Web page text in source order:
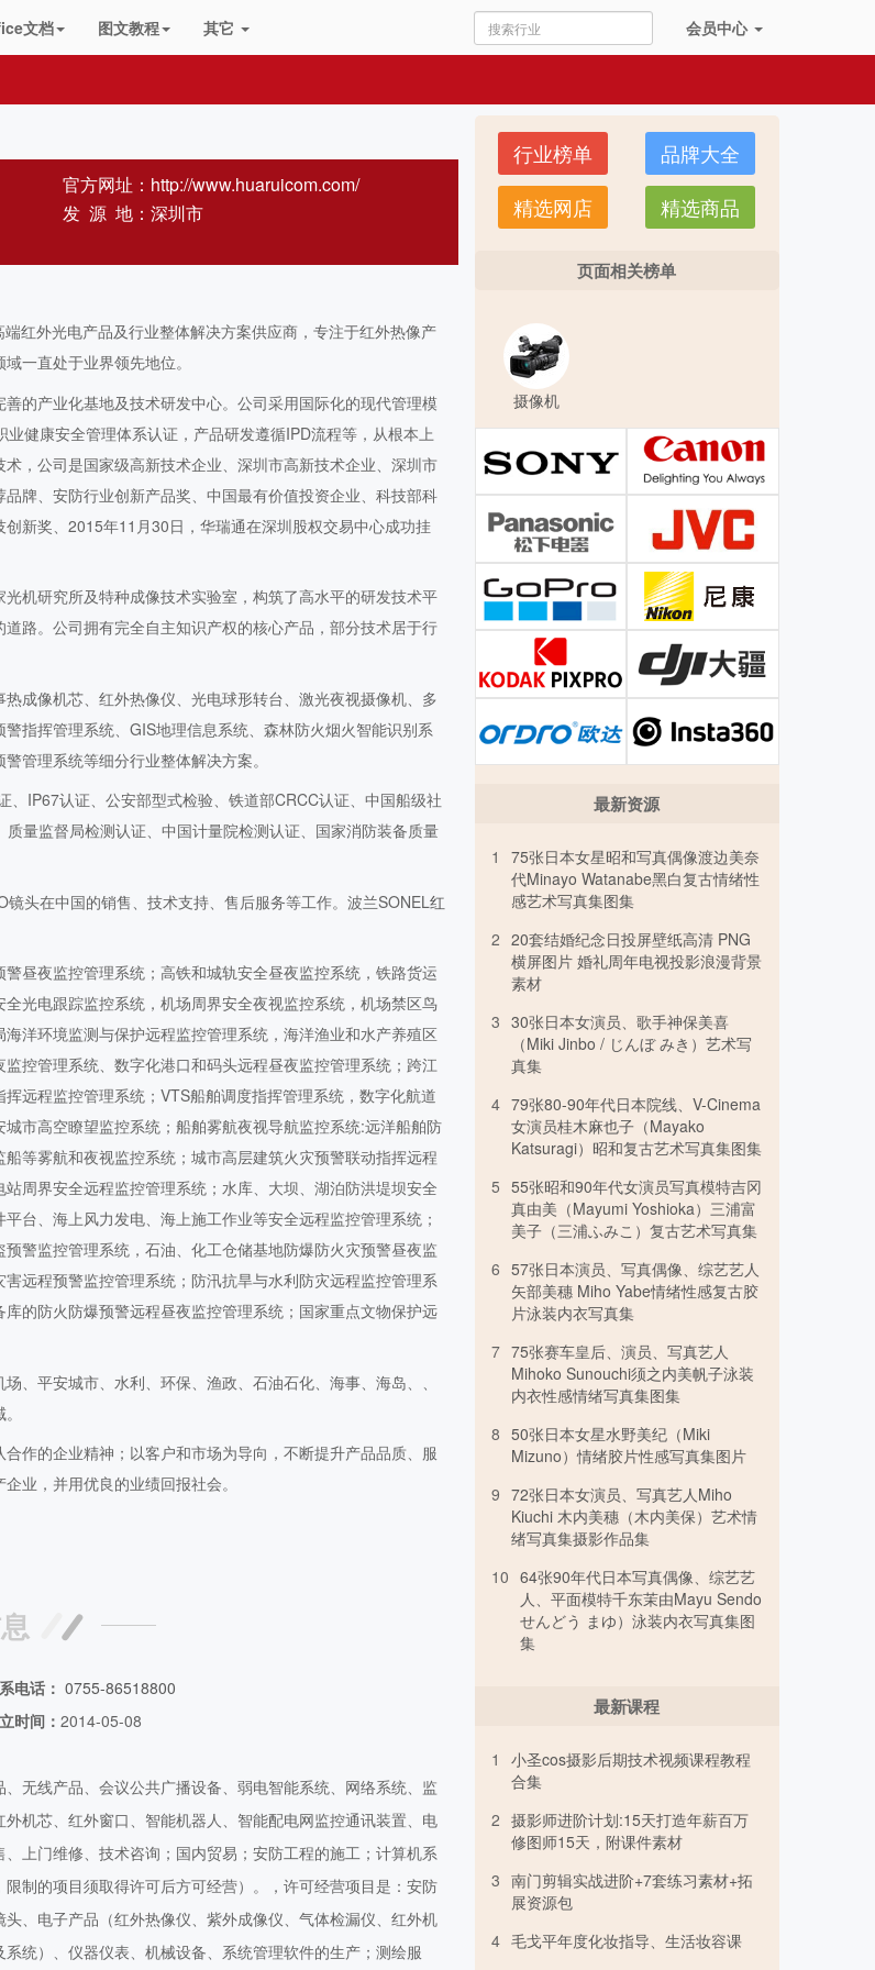
文档 图文教程 其它 会员中心
官方网址： http://www.huaruicom.com/
发 源 地：深圳市
红外光电产品及行业整体解决方案供应商，专注于红外热像产
一直处于业界领先地位。
的产业化基地及技术研发中心。公司采用国际化的现代管理模
健康安全管理体系认证，产品研发遵循IPD流程等，从根本上
，公司是国家级高新技术企业、深圳市高新技术企业、深圳市
牌、安防行业创新产品奖、中国最有价值投资企业、科技部科
新奖、2015年11月30日，华瑞通在深圳股权交易中心成功挂
机研究所及特种成像技术实验室，构筑了高水平的研发技术平
路。公司拥有完全自主知识产权的核心产品，部分技术居于行
成像机芯、红外热像仪、光电球形转台、激光夜视摄像机、多
指挥管理系统、GIS地理信息系统、森林防火烟火智能识别系
管理系统等细分行业整体解决方案。
IP67认证、公安部型式检验、铁道部CRCC认证、中国船级社
量监督局检测认证、中国计量院检测认证、国家消防装备质量
头在中国的销售、技术支持、售后服务等工作。波兰SONEL 红
昼夜监控管理系统；高铁和城轨安全昼夜监控系统，铁路货运
光电跟踪监控系统，机场周界安全夜视监控系统，机场禁区鸟
洋环境监测与保护远程监控管理系统，海洋渔业和水产养殖区
控管理系统、数字化港口和码头远程昼夜监控管理系统；跨江
远程监控管理系统；VTS船舶调度指挥管理系统，数字化航道
市高空瞭望监控系统；船舶雾航夜视导航监控系统:远洋船舶防
等雾航和夜视监控系统；城市高层建筑火灾预警联动指挥远程
周界安全远程监控管理系统；水库、大坝、湖泊防洪堤坝安全
台、海上风力发电、海上施工作业等安全远程监控管理系统；
警监控管理系统，石油、化工仓储基地防爆防火灾预警昼夜监
远程预警监控管理系统；防汛抗旱与水利防灾远程监控管理系
的防火防爆预警远程昼夜监控管理系统；国家重点文物保护远
、平安城市、水利、环保、渔政、石油石化、海事、海岛、、
作的企业精神；以客户和市场为导向，不断提升产品品质、服
业，并用优良的业绩回报社会。
电话： 0755-86518800
时间：2014-05-08
无线产品、会议公共广播设备、弱电智能系统、网络系统、监
机芯、红外窗口、智能机器人、智能配电网监控通讯装置、电
上门维修、技术咨询；国内贸易；安防工程的施工；计算机系
制的项目须取得许可后方可经营）。，许可经营项目是：安防
、电子产品（红外热像仪、紫外成像仪、气体检漏仪、红外机
统）、仪器仪表、机械设备、系统管理软件的生产；测绘服
行业榜单
品牌大全
精选网店
精选商品
页面相关榜单
摄像机
最新资源
1
75张日本女星昭和写真偶像渡边美奈
代Minayo Watanabe黑白复古情绪性
感艺术写真集图集
2 20套结婚纪念日投屏壁纸高清 PNG
横屏图片 婚礼周年电视投影浪漫背景
素材
3 30张日本女演员、歌手神保美喜
（Miki Jinbo / じんぼ みき）艺术写
真集
4 79张80-90年代日本院线、V-Cinema
女演员桂木麻也子（Mayako
Katsuragi）昭和复古艺术写真集图集
5 55张昭和90年代女演员写真模特吉冈
真由美（Mayumi Yoshioka）三浦富
美子（三浦ふみこ）复古艺术写真集
6 57张日本演员、写真偶像、综艺艺人
矢部美穗 Miho Yabe情绪性感复古胶
片泳装内衣写真集
7 75张赛车皇后、演员、写真艺人
Mihoko Sunouchi须之内美帆子泳装
内衣性感情绪写真集图集
8 50张日本女星水野美纪（Miki
Mizuno）情绪胶片性感写真集图片
9 72张日本女演员、写真艺人Miho
Kiuchi 木内美穗（木内美保）艺术情
绪写真集摄影作品集
10 64张90年代日本写真偶像、综艺艺
人、平面模特千东茉由Mayu Sendo
せんどう まゆ）泳装内衣写真集图
集
最新课程
1
小圣cos摄影后期技术视频课程教程
合集
2 摄影师进阶计划:15天打造年薪百万
修图师15天，附课件素材
3 南门剪辑实战进阶+7套练习素材+拓
展资源包
4 毛戈平年度化妆指导、生活妆容课